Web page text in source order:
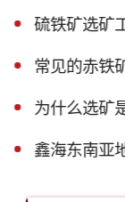
硫铁矿选矿
常见的赤铁
为什么选矿
鑫海东南亚地